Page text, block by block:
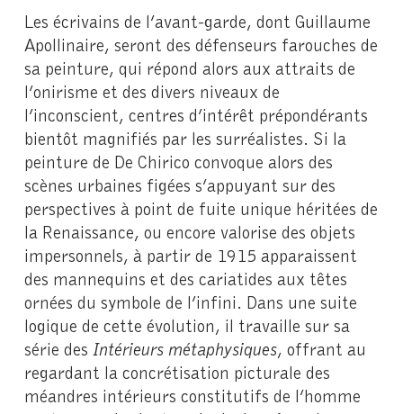
Les écrivains de l’avant-garde, dont Guillaume
Apollinaire, seront des défenseurs farouches de
sa peinture, qui répond alors aux attraits de
l’onirisme et des divers niveaux de
l’inconscient, centres d’intérêt prépondérants
bientôt magnifiés par les surréalistes. Si la
peinture de De Chirico convoque alors des
scènes urbaines figées s’appuyant sur des
perspectives à point de fuite unique héritées de
la Renaissance, ou encore valorise des objets
impersonnels, à partir de 1915 apparaissent
des mannequins et des cariatides aux têtes
ornées du symbole de l’infini. Dans une suite
logique de cette évolution, il travaille sur sa
série des Intérieurs métaphysiques, offrant au
regardant la concrétisation picturale des
méandres intérieurs constitutifs de l’homme